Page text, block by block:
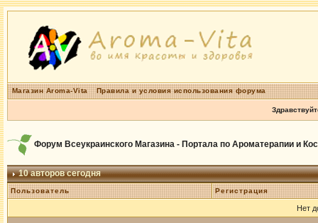
Магазин Aroma-Vita Правила и условия использования форума
Форум Всеукраинского Магазина - Портала по Ароматерапии и
10 авторов сегодня
Пользователь Регистрация
Нет